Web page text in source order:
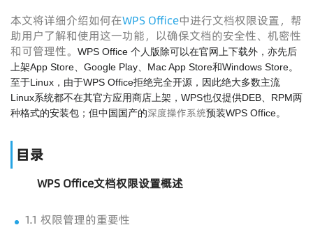
本文将详细介绍如何在WPS Office中进行文档权限设置，帮
助用户了解和使用这一功能，以确保文档的安全性、机密性
和可管理性。
WPS Office 个人版除可以在官网上下载外，亦先后
上架App Store、Google Play、Mac App Store和Windows Store。
至于Linux，由于WPS Office拒绝完全开源，因此绝大多数主流
Linux系统都不在其官方应用商店上架，WPS也仅提供DEB、RPM两
种格式的安装包；但中国国产的深度操作系统预装WPS Office。
目录
WPS Office文档权限设置概述
1.1 权限管理的重要性